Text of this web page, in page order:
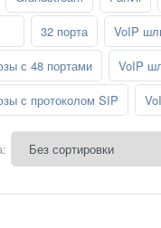
32 порта VoIP
с 48 портами
VoIP
с протоколом SIP